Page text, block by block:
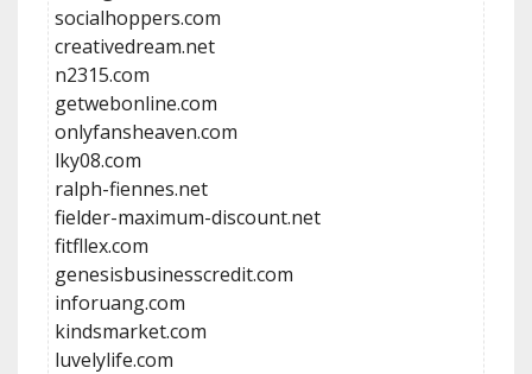
socialhoppers.com
creativedream.net
n2315.com
getwebonline.com
onlyfansheaven.com
lky08.com
ralph-fiennes.net
fielder-maximum-discount.net
fitfllex.com
genesisbusinesscredit.com
inforuang.com
kindsmarket.com
luvelylife.com